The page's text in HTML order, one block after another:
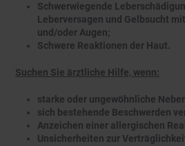
Schwerwiegende
Leberversagen und Gelbsucht
und/oder Augen;
Schwere Reaktionen der Haut.
Suchen Sie ärztliche Hilfe, wenn:
starke oder ungewöhnliche
sich bestehende Beschwerden
Anzeichen einer allergischen
Unsicherheiten zur